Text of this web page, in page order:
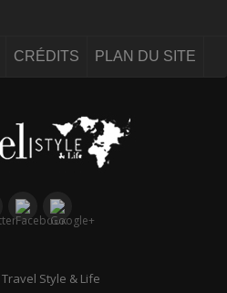
CRÉDITS PLAN DU SITE
Style & Life